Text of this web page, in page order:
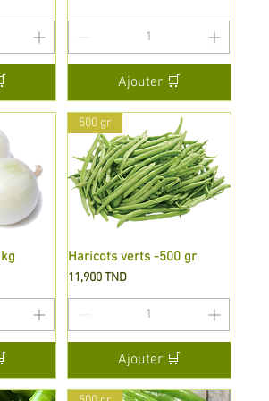
Ajouter 🛒
Aperçu rapide
500 gr
Haricots verts -500 gr
Prix
11,900 TND
Ajouter 🛒